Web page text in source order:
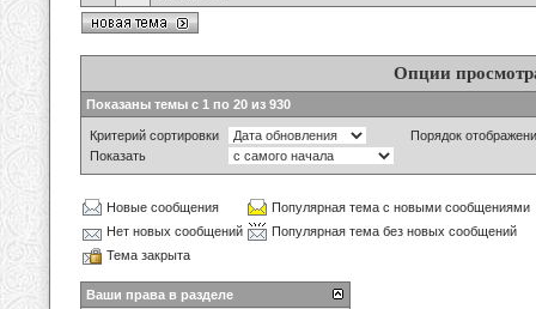
Опции
Показаны темы с 1 по 20 из 930
Критерий сортировки
Порядок
Показать
Новые сообщения
Популярная тема с новыми сообщениями
Нет новых сообщений
Популярная тема без новых сообщений
Тема закрыта
Ваши права в разделе